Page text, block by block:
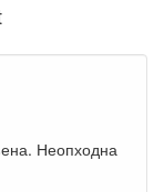
Неопходна